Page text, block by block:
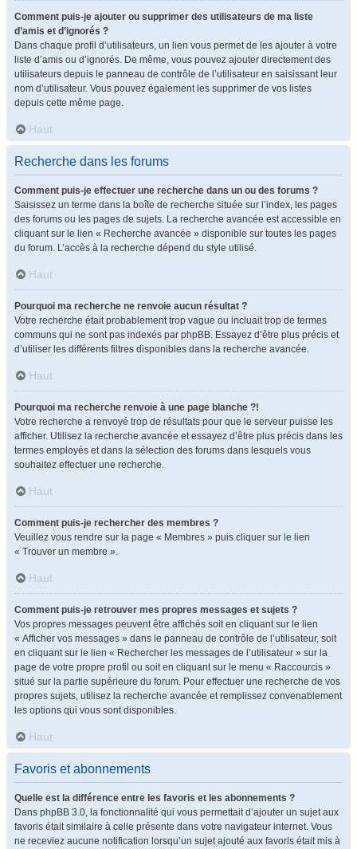
Comment puis-je ajouter ou supprimer des utilisateurs de ma liste
d’amis et d’ignorés ?
Dans chaque profil d’utilisateurs, un lien vous permet de les ajouter à votre
liste d’amis ou d’ignorés. De même, vous pouvez ajouter directement des
utilisateurs depuis le panneau de contrôle de l’utilisateur en saisissant leur
nom d’utilisateur. Vous pouvez également les supprimer de vos listes
depuis cette même page.
Haut
Recherche dans les forums
Comment puis-je effectuer une recherche dans un ou des forums ?
Saisissez un terme dans la boîte de recherche située sur l’index, les pages
des forums ou les pages de sujets. La recherche avancée est accessible en
cliquant sur le lien « Recherche avancée » disponible sur toutes les pages
du forum. L’accès à la recherche dépend du style utilisé.
Haut
Pourquoi ma recherche ne renvoie aucun résultat ?
Votre recherche était probablement trop vague ou incluait trop de termes
communs qui ne sont pas indexés par phpBB. Essayez d’être plus précis et
d’utiliser les différents filtres disponibles dans la recherche avancée.
Haut
Pourquoi ma recherche renvoie à une page blanche ?!
Votre recherche a renvoyé trop de résultats pour que le serveur puisse les
afficher. Utilisez la recherche avancée et essayez d’être plus précis dans les
termes employés et dans la sélection des forums dans lesquels vous
souhaitez effectuer une recherche.
Haut
Comment puis-je rechercher des membres ?
Veuillez vous rendre sur la page « Membres » puis cliquer sur le lien
« Trouver un membre ».
Haut
Comment puis-je retrouver mes propres messages et sujets ?
Vos propres messages peuvent être affichés soit en cliquant sur le lien
« Afficher vos messages » dans le panneau de contrôle de l’utilisateur, soit
en cliquant sur le lien « Rechercher les messages de l’utilisateur » sur la
page de votre propre profil ou soit en cliquant sur le menu « Raccourcis »
situé sur la partie supérieure du forum. Pour effectuer une recherche de vos
propres sujets, utilisez la recherche avancée et remplissez convenablement
les options qui vous sont disponibles.
Haut
Favoris et abonnements
Quelle est la différence entre les favoris et les abonnements ?
Dans phpBB 3.0, la fonctionnalité qui vous permettait d’ajouter un sujet aux
favoris était similaire à celle présente dans votre navigateur internet. Vous
ne receviez aucune notification lorsqu’un sujet ajouté aux favoris était mis à